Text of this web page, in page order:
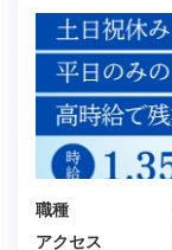
職種
アクセス